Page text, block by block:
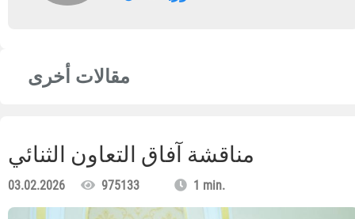
مقالات أخرى
مناقشة آفاق التعاون الثنائي
03.02.2026 975133 1 min.